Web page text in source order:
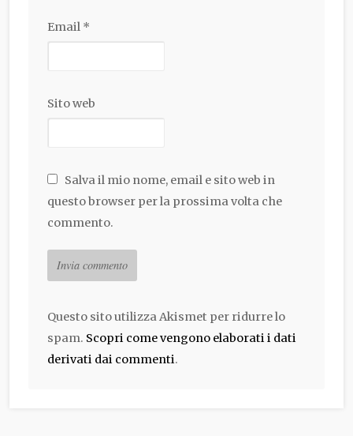
Email *
Sito web
Salva il mio nome, email e sito web in
questo browser per la prossima volta che
commento.
Questo sito utilizza Akismet per ridurre lo
spam. Scopri come vengono elaborati i dati
derivati dai commenti.